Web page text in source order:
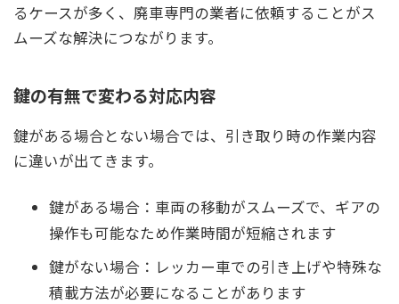
るケースが多く、廃車専門の業者に依頼することがス
ムーズな解決につながります。
鍵の有無で変わる対応内容
鍵がある場合とない場合では、引き取り時の作業内容
に違いが出てきます。
鍵がある場合：車両の移動がスムーズで、ギアの
操作も可能なため作業時間が短縮されます
鍵がない場合：レッカー車での引き上げや特殊な
積載方法が必要になることがあります